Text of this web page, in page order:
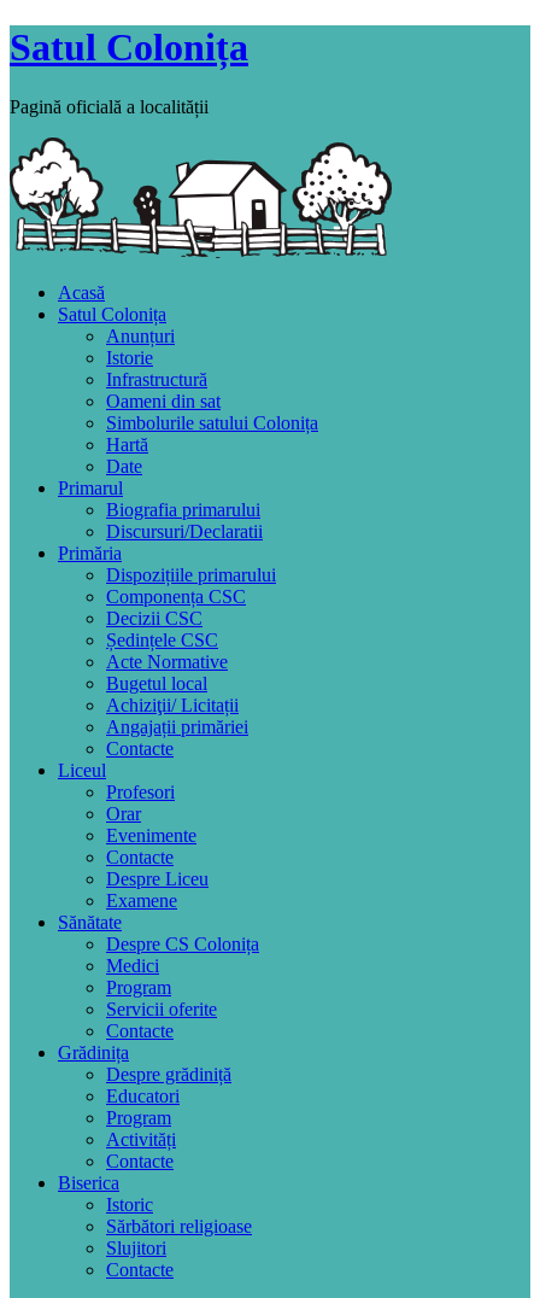
Satul Colonița
Pagină oficială a localității
Acasă
Satul Colonița
Anunțuri
Istorie
Infrastructură
Oameni din sat
Simbolurile satului Colonița
Hartă
Date
Primarul
Biografia primarului
Discursuri/Declaratii
Primăria
Dispozițiile primarului
Componența CSC
Decizii CSC
Ședințele CSC
Acte Normative
Bugetul local
Achiziţii/ Licitații
Angajații primăriei
Contacte
Liceul
Profesori
Orar
Evenimente
Contacte
Despre Liceu
Examene
Sănătate
Despre CS Colonița
Medici
Program
Servicii oferite
Contacte
Grădinița
Despre grădiniță
Educatori
Program
Activități
Contacte
Biserica
Istoric
Sărbători religioase
Slujitori
Contacte